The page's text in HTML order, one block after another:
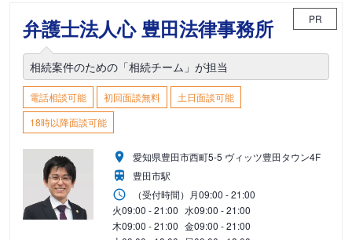
弁護士法人心 豊田法律事務所 PR
相続案件のための「相続チーム」が担当
電話相談可能 初回面談無料
土日面談可能
18時以降面談可能
愛知県豊田市西町5-5 ヴィッツ豊田タウン4F
豊田市駅
（受付時間） 月09:00 - 21:00
火09:00 - 21:00 水09:00 - 21:00
木09:00 - 21:00 金09:00 - 21:00